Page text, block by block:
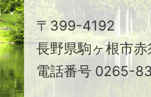
駒
ヶ
根
市
〒399-4192
長野県駒ヶ根市
電話番号 0265-